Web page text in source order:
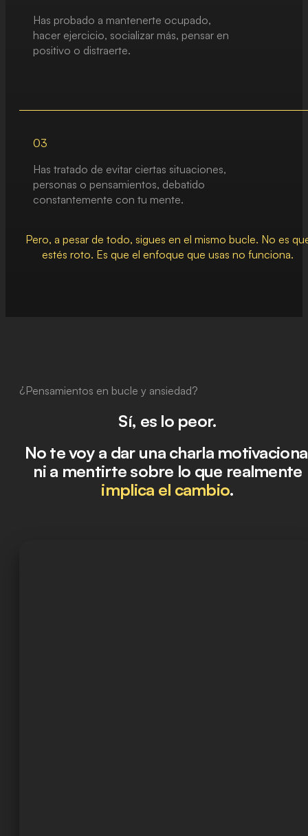
Has probado a mantenerte ocupado,
hacer ejercicio, socializar más, pensar en
positivo o distraerte.
03
Has tratado de evitar ciertas situaciones,
personas o pensamientos, debatido
constantemente con tu mente.
Pero, a pesar de todo, sigues en el mismo bucle. No es
estés roto. Es que el enfoque que usas no funciona.
¿Pensamientos en bucle y ansiedad?
Sí, es lo peor.
No te voy a dar una charla
ni a mentirte sobre lo que realmente
implica el cambio.